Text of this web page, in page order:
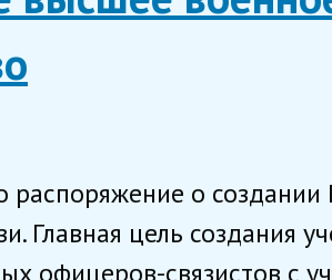
распоряжение о
Главная цель создания
офицеров-связистов с